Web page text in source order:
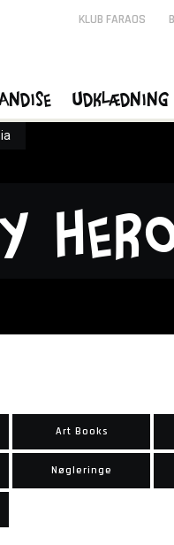
Art Books
Nøgleringe
KLUB FARAOS
Udklædning